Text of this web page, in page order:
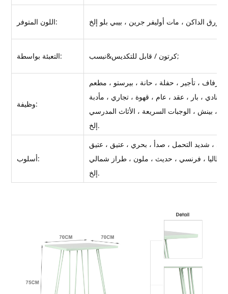
اللون المتوفر:
التعبئة بواسطة: كرتون / قابل للتكديس&نبسب;
وظيفة:
، بينش ، الوجبات السريعة ، الأثاث المدرسي
إلخ.
أسلوب:
، فرنسي ، حديث ، ملون ، طراز شمالي
إلخ.